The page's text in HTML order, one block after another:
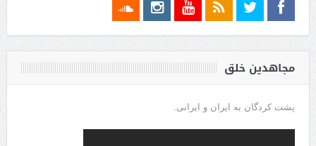
مجاهدین خلق
پشت کردگان به ایران و ایرانی.